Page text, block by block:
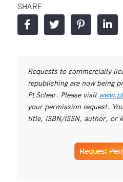
SHARE
Requests to commercially
republishing are now being
PLSclear. Please visit
your permission request.
title, ISBN/ISSN, author, or